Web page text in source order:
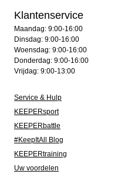
Klantenservice
Maandag: 9:00-16:00
Dinsdag: 9:00-16:00
Woensdag: 9:00-16:00
Donderdag: 9:00-16:00
Vrijdag: 9:00-13:00
Service & Hulp
KEEPERsport
KEEPERbattle
#KeepItAll Blog
KEEPERtraining
Uw voordelen